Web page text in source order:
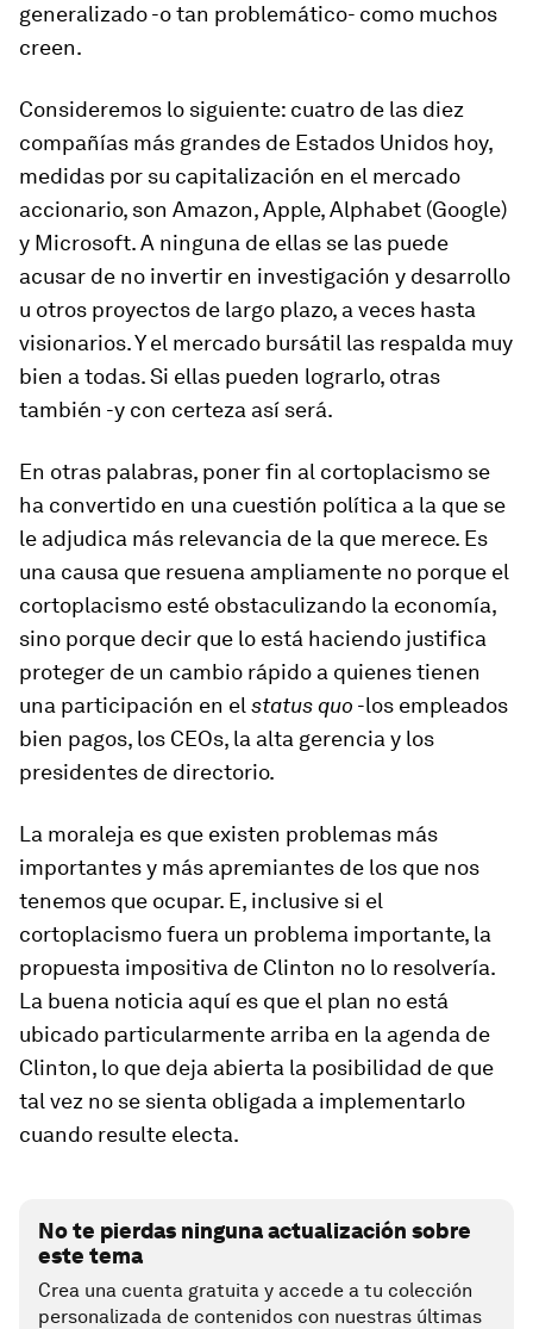
generalizado -o tan problemático- como muchos
creen.
Consideremos lo siguiente: cuatro de las diez
compañías más grandes de Estados Unidos hoy,
medidas por su capitalización en el mercado
accionario, son Amazon, Apple, Alphabet (Google)
y Microsoft. A ninguna de ellas se las puede
acusar de no invertir en investigación y desarrollo
u otros proyectos de largo plazo, a veces hasta
visionarios. Y el mercado bursátil las respalda muy
bien a todas. Si ellas pueden lograrlo, otras
también -y con certeza así será.
En otras palabras, poner fin al cortoplacismo se
ha convertido en una cuestión política a la que se
le adjudica más relevancia de la que merece. Es
una causa que resuena ampliamente no porque el
cortoplacismo esté obstaculizando la economía,
sino porque decir que lo está haciendo justifica
proteger de un cambio rápido a quienes tienen
una participación en el status quo -los empleados
bien pagos, los CEOs, la alta gerencia y los
presidentes de directorio.
La moraleja es que existen problemas más
importantes y más apremiantes de los que nos
tenemos que ocupar. E, inclusive si el
cortoplacismo fuera un problema importante, la
propuesta impositiva de Clinton no lo resolvería.
La buena noticia aquí es que el plan no está
ubicado particularmente arriba en la agenda de
Clinton, lo que deja abierta la posibilidad de que
tal vez no se sienta obligada a implementarlo
cuando resulte electa.
No te pierdas ninguna actualización sobre
este tema
Crea una cuenta gratuita y accede a tu colección
personalizada de contenidos con nuestras últimas